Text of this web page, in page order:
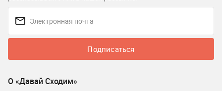
Подписаться
О «Давай Сходим»